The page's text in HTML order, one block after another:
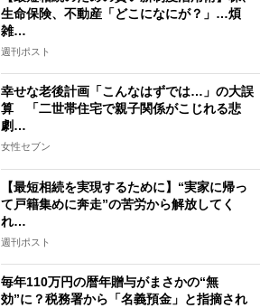
生命保険、不動産「どこになにが？」…煩
雑…
週刊ポスト
幸せな老後計画「こんなはずでは…」の大誤
算 「二世帯住宅で親子関係がこじれる悲
劇…
女性セブン
【最短相続を実現するために】“実家に帰っ
て戸籍集めに奔走”の苦労から解放してく
れ…
週刊ポスト
毎年110万円の暦年贈与がまさかの“無
効”に？税務署から「名義預金」と指摘され